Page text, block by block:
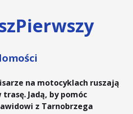
na motocyklach ruszają
trasę. Jadą, by pomóc
z Tarnobrzega